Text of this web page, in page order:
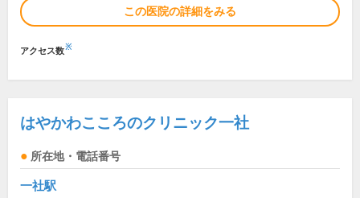
この医院の詳細をみる
アクセス数※
はやかわこころのクリニック一社
所在地・電話番号
一社駅